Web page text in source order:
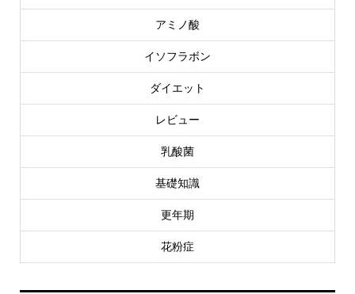
アミノ酸
イソフラボン
ダイエット
レビュー
乳酸菌
基礎知識
更年期
花粉症